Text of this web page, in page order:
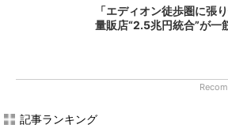
「エディオン徒歩圏に
量販店“2.5兆円統合”が一
記事ランキング